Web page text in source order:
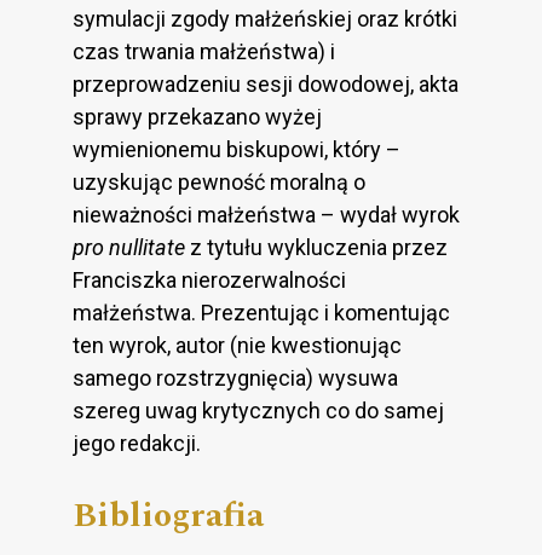
symulacji zgody małżeńskiej oraz krótki
czas trwania małżeństwa) i
przeprowadzeniu sesji dowodowej, akta
sprawy przekazano wyżej
wymienionemu biskupowi, który –
uzyskując pewność moralną o
nieważności małżeństwa – wydał wyrok
pro nullitate z tytułu wykluczenia przez
Franciszka nierozerwalności
małżeństwa. Prezentując i komentując
ten wyrok, autor (nie kwestionując
samego rozstrzygnięcia) wysuwa
szereg uwag krytycznych co do samej
jego redakcji.
Bibliografia